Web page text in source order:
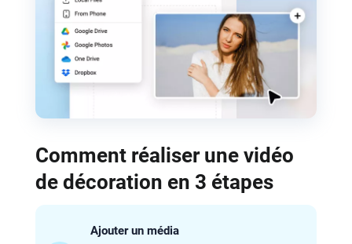
Comment réaliser une vidéo
de décoration en 3 étapes
Ajouter un média